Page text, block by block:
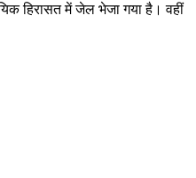
हिरासत में जेल भेजा गया है। वहीं